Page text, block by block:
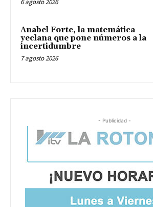
6 agosto 2026
Anabel Forte, la matemática
yeclana que pone números a la
incertidumbre
7 agosto 2026
- Publicidad -